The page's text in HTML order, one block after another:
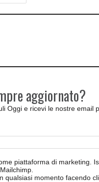
aggiornato?
Oggi e ricevi le nostre
piattaforma di marketing.
qualsiasi momento facendo